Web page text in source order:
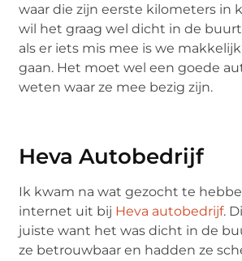
waar die zijn eerste kilometers in
wil het graag wel dicht in de
als er iets mis mee is we
gaan. Het moet wel een goede
weten waar ze mee bezig zijn.
Heva Autobedrijf
Ik kwam na wat gezocht te
internet uit bij Heva autobedrijf.
juiste want het was dicht in de
ze betrouwbaar en hadden ze